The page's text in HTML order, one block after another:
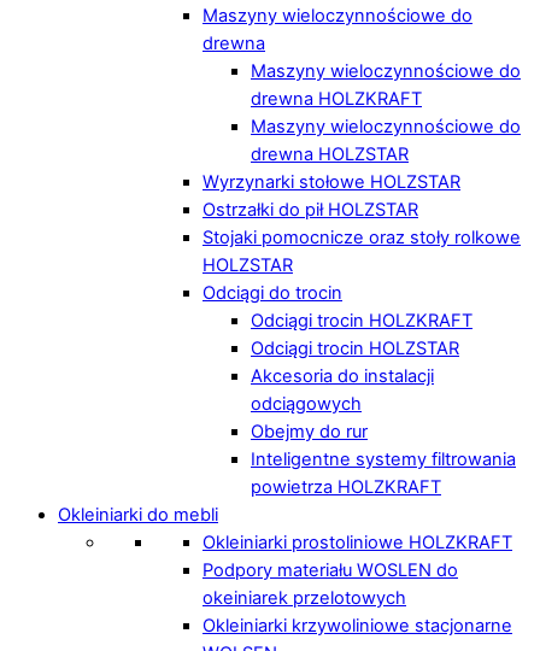
Maszyny wieloczynnościowe do
drewna
Maszyny wieloczynnościowe do
drewna HOLZKRAFT
Maszyny wieloczynnościowe do
drewna HOLZSTAR
Wyrzynarki stołowe HOLZSTAR
Ostrzałki do pił HOLZSTAR
Stojaki pomocnicze oraz stoły rolkowe
HOLZSTAR
Odciągi do trocin
Odciągi trocin HOLZKRAFT
Odciągi trocin HOLZSTAR
Akcesoria do instalacji
odciągowych
Obejmy do rur
Inteligentne systemy filtrowania
powietrza HOLZKRAFT
Okleiniarki do mebli
Okleiniarki prostoliniowe HOLZKRAFT
Podpory materiału WOSLEN do
okeiniarek przelotowych
Okleiniarki krzywoliniowe stacjonarne